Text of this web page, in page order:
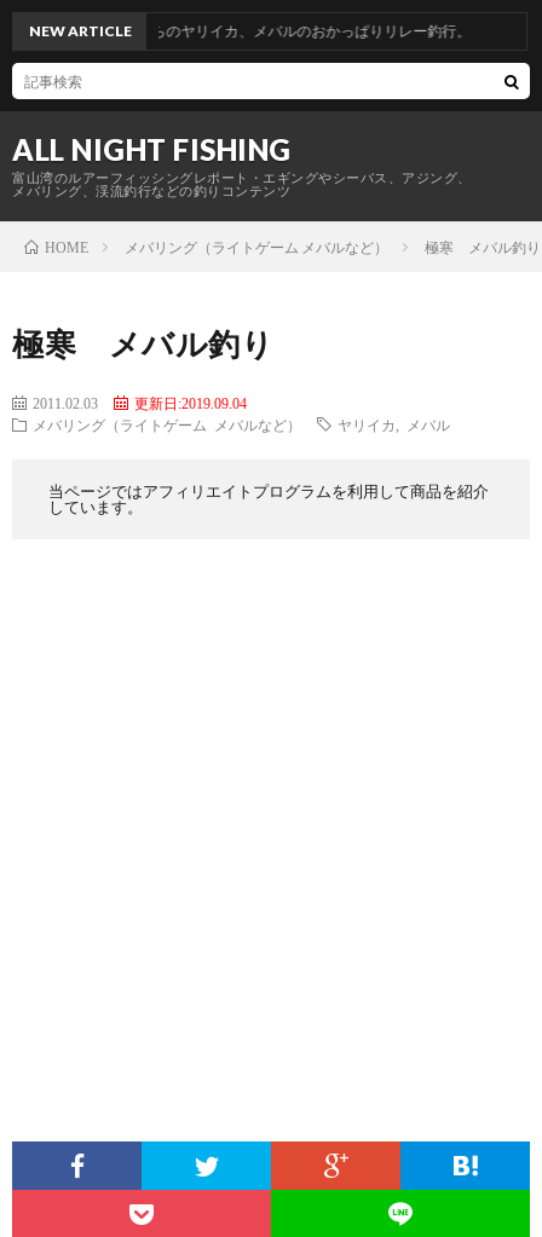
ALL NIGHT FISHING
富山湾のルアーフィッシングレポート・エギングやシーバス、アジング、
メバリング、渓流釣行などの釣りコンテンツ
NEW ARTICLE
釣行。青物からのヤリイカ、メバルのおかっぱりリレー釣行。
HOME メバリング（ライトゲーム メバルなど） 極寒 メバル釣り
極寒 メバル釣り
2011.02.03
更新日:2019.09.04
メバリング（ライトゲーム メバルなど）
ヤリイカ メバル
当ページではアフィリエイトプログラムを利用して商品を紹介
しています。